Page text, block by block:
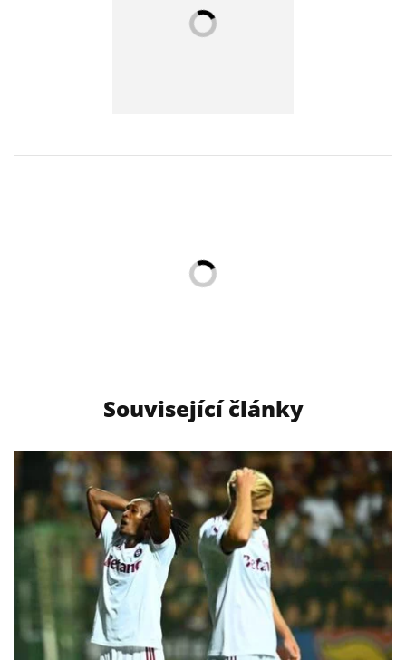
Související články